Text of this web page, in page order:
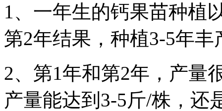
1、一年生的钙果苗种植
第2年结果，种植3-5年丰
2、第1年和第2年，产量
产量能达到3-5斤/株，还